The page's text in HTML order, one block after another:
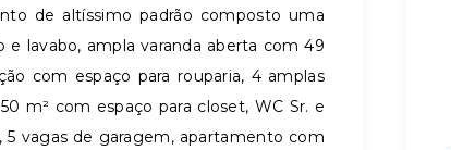
de altíssimo padrão composto uma
lavabo, ampla varanda aberta com 49
com espaço para rouparia, 4 amplas
m² com espaço para closet, WC Sr. e
5 vagas de garagem, apartamento com